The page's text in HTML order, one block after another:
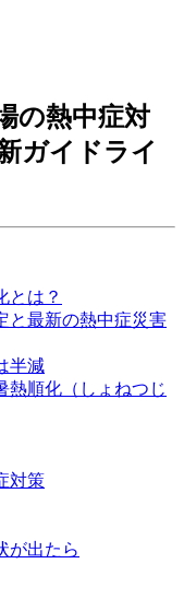
の熱中症対
ガイドライ
とは？
と最新の熱中症災害
半減
熱順化（しょねつじ
対策
が出たら